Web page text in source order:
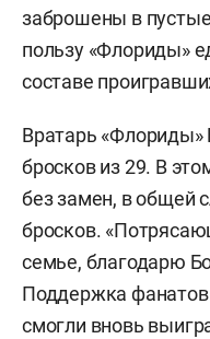
заброшены в
пользу «Флориды»
составе
Вратарь «Флориды»
бросков из 29. В
без замен, в общей
бросков.
семье, благодарю
Поддержка
смогли вновь